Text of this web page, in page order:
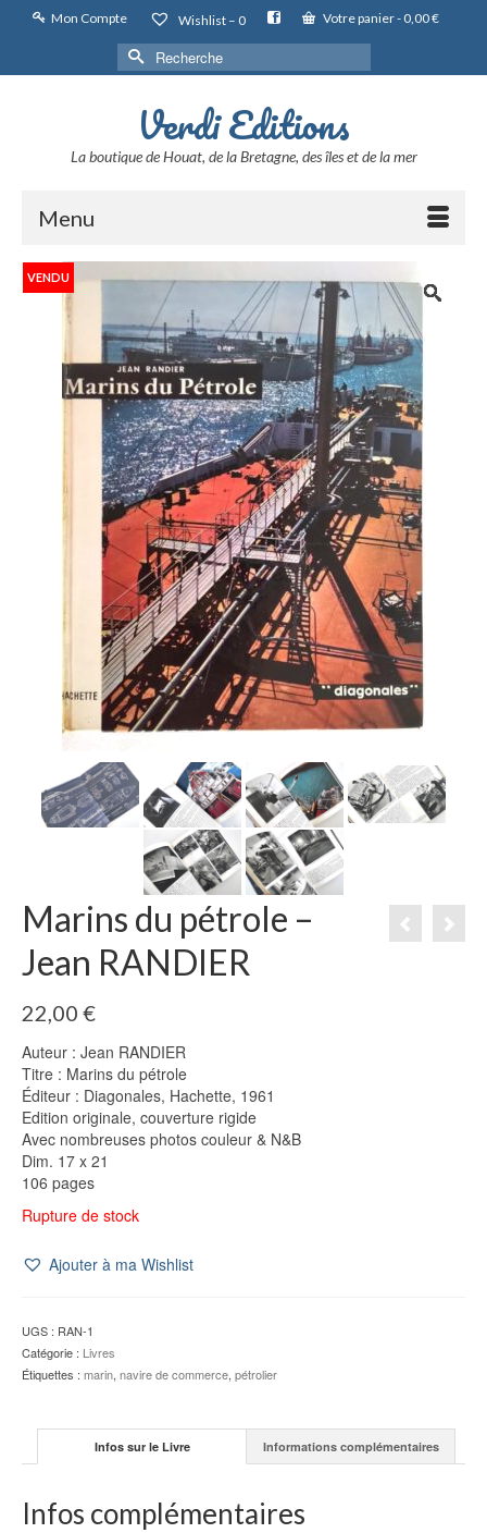
Mon Compte Wishlist – 0 Votre panier- 0,00€
Rechercher :
Verdi Editions
La boutique de Houat, de la Bretagne, des îles et de la mer
Menu
VENDU
Marins du pétrole –
Jean RANDIER
22,00 €
Auteur : Jean RANDIER
Titre : Marins du pétrole
Éditeur : Diagonales, Hachette, 1961
Edition originale, couverture rigide
Avec nombreuses photos couleur & N&B
Dim. 17 x 21
106 pages
Rupture de stock
Ajouter à ma Wishlist
UGS : RAN-1
Catégorie : Livres
Étiquettes : marin, navire de commerce, pétrolier
Infos sur le Livre Informations complémentaires
Infos complémentaires